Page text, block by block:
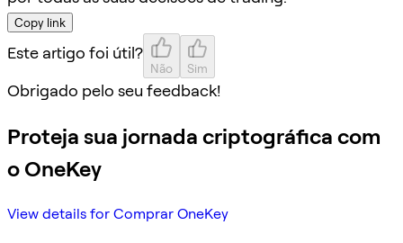
Copy link
Este artigo foi útil?
Não Sim
Obrigado pelo seu feedback!
Proteja sua jornada criptográfica com
o OneKey
View details for Comprar OneKey